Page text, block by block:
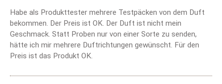
Habe als Produkttester mehrere Testpäcken von dem Duft
bekommen. Der Preis ist OK. Der Duft ist nicht mein
Geschmack. Statt Proben nur von einer Sorte zu senden,
hätte ich mir mehrere Duftrichtungen gewünscht. Für den
Preis ist das Produkt OK.